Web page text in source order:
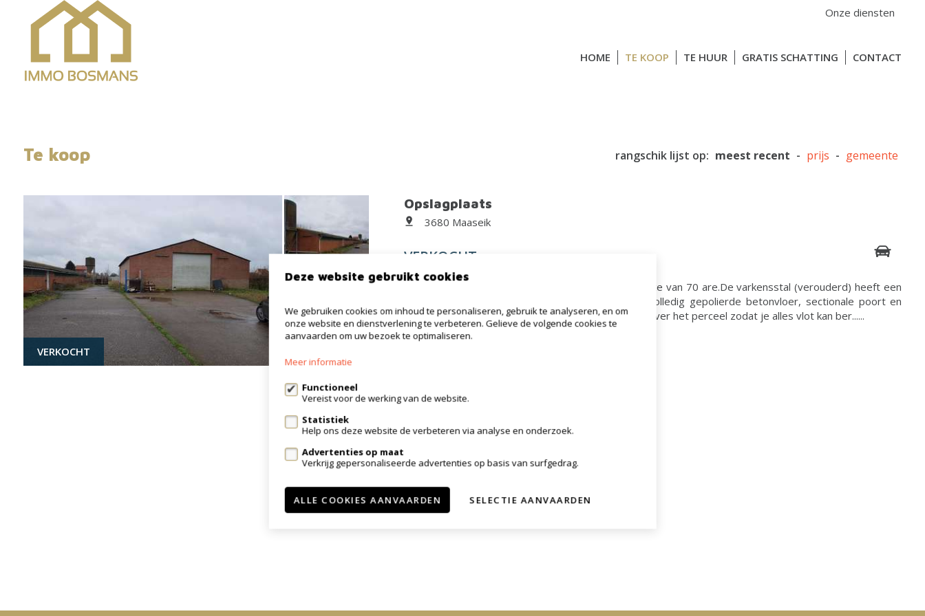
Onze diensten
HOME TE KOOP TE HUUR GRATIS SCHATTING CONTACT
Te koop rangschik lijst op: meest recent - prijs - gemeente
VERKOCHT
Opslagplaats
3680 Maaseik
VERKOCHT
Rustig gelgen, afgeschermd perceel met een grootte van 70 are.De varkensstal (verouderd) heeft een
grootte van 1000m².De loods beschikt over een volledig gepolierde betonvloer, sectionale poort en
heeft een grootte van 300m².Verder is er een weg over het perceel zodat je alles vlot kan ber......
Deze website gebruikt cookies
We gebruiken cookies om inhoud te personaliseren, gebruik te analyseren, en om
onze website en dienstverlening te verbeteren. Gelieve de volgende cookies te
aanvaarden om uw bezoek te optimaliseren.
Meer informatie
Functioneel
Vereist voor de werking van de website.
Statistiek
Help ons deze website de verbeteren via analyse en onderzoek.
Advertenties op maat
Verkrijg gepersonaliseerde advertenties op basis van surfgedrag.
ALLE COOKIES AANVAARDEN SELECTIE AANVAARDEN